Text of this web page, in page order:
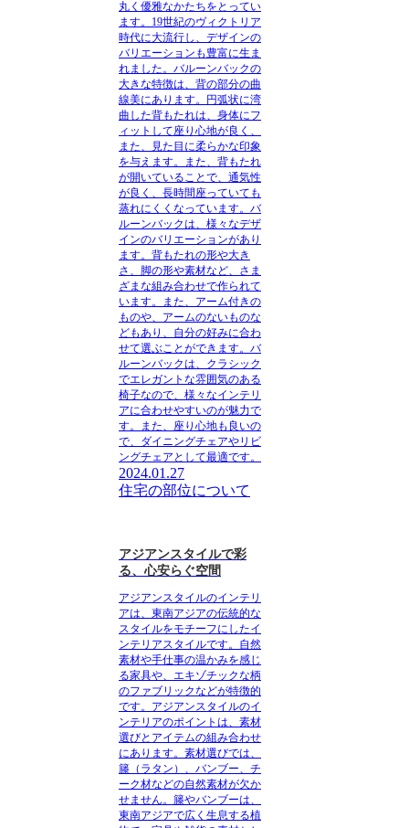
丸く優雅なかたちをとってい
ます。19世紀のヴィクトリア
時代に大流行し、デザインの
バリエーションも豊富に生ま
れました。バルーンバックの
大きな特徴は、背の部分の曲
線美にあります。円弧状に湾
曲した背もたれは、身体にフ
ィットして座り心地が良く、
また、見た目に柔らかな印象
を与えます。また、背もたれ
が開いていることで、通気性
が良く、長時間座っていても
蒸れにくくなっています。バ
ルーンバックは、様々なデザ
インのバリエーションがあり
ます。背もたれの形や大き
さ、脚の形や素材など、さま
ざまな組み合わせで作られて
います。また、アーム付きの
ものや、アームのないものな
どもあり、自分の好みに合わ
せて選ぶことができます。バ
ルーンバックは、クラシック
でエレガントな雰囲気のある
椅子なので、様々なインテリ
アに合わせやすいのが魅力で
す。また、座り心地も良いの
で、ダイニングチェアやリビ
ングチェアとして最適です。
2024.01.27
住宅の部位について
アジアンスタイルで彩
る、心安らぐ空間
アジアンスタイルのインテリ
アは、東南アジアの伝統的な
スタイルをモチーフにしたイ
ンテリアスタイルです。自然
素材や手仕事の温かみを感じ
る家具や、エキゾチックな柄
のファブリックなどが特徴的
です。アジアンスタイルのイ
ンテリアのポイントは、素材
選びとアイテムの組み合わせ
にあります。 素材選びでは、
籐（ラタン）、バンブー、チ
ーク材などの自然素材が欠か
せません。籐やバンブーは、
東南アジアで広く生息する植